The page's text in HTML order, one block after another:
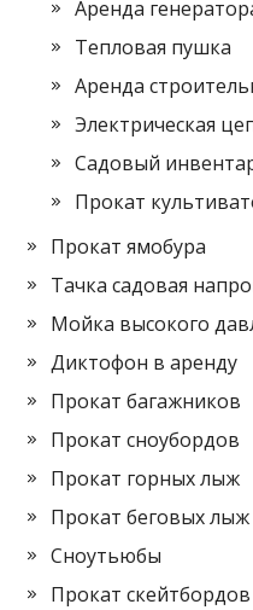
Аренда
Тепловая пушка
Аренда
Электрическая
Садовый
Прокат
Прокат ямобура
Тачка садовая
Мойка высокого
Диктофон в аренду
Прокат багажников
Прокат сноубордов
Прокат горных лыж
Прокат беговых лыж
Сноутьюбы
Прокат